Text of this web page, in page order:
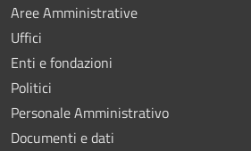
Aree Amministrative
Uffici
Enti e fondazioni
Politici
Personale Amministrativo
Documenti e dati